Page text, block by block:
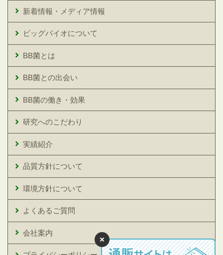
新着情報・メディア情報
ビッグバイオについて
BB菌とは
BB菌との出会い
BB菌の働き・効果
研究へのこだわり
実績紹介
品質方針について
環境方針について
よくあるご質問
会社案内